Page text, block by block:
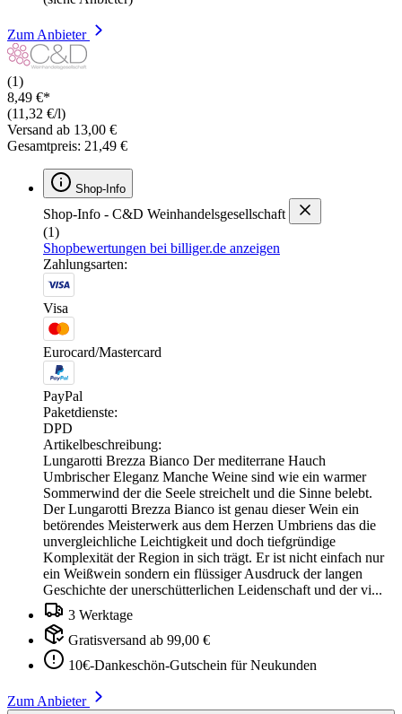
Zum Anbieter
(1)
8,49 €*
(11,32 €/l)
Versand ab 13,00 €
Gesamtpreis: 21,49 €
Shop-Info
Shop-Info - C&D Weinhandelsgesellschaft
(1)
Shopbewertungen bei billiger.de anzeigen
Zahlungsarten:
Visa
Eurocard/Mastercard
PayPal
Paketdienste:
DPD
Artikelbeschreibung:
Lungarotti Brezza Bianco Der mediterrane Hauch
Umbrischer Eleganz Manche Weine sind wie ein warmer
Sommerwind der die Seele streichelt und die Sinne belebt.
Der Lungarotti Brezza Bianco ist genau dieser Wein ein
betörendes Meisterwerk aus dem Herzen Umbriens das die
unvergleichliche Leichtigkeit und doch tiefgründige
Komplexität der Region in sich trägt. Er ist nicht einfach nur
ein Weißwein sondern ein flüssiger Ausdruck der langen
Geschichte der unerschütterlichen Leidenschaft und der vi...
3 Werktage
Gratisversand ab 99,00 €
10€-Dankeschön-Gutschein für Neukunden
Zum Anbieter